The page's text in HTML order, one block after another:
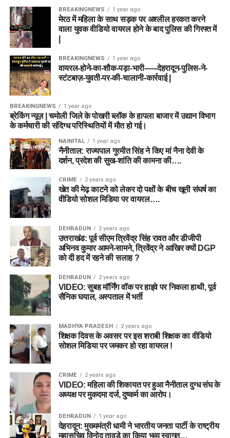
BREAKINGNEWS 1 year ago
मेरठ में महिला के साथ सड़क पर अश्लील हरकत करने
वाला युवक वीडियो वायरल होने के बाद पुलिस की गिरफ्त में
BREAKINGNEWS 1 year ago
वायरल-होने-का-शौक-पड़ा-भारी-—-देहरादून-पुलिस-ने-
स्टंटबाज़-युवती-पर-की-चालानी-कार्रवाई |
BREAKINGNEWS 1 year ago
ब्रेकिंग न्यूज़ | चमोली जिले के पोखरी ब्लॉक के हापला बाजार में उद्यान विभाग
के कर्मचारी की संदिग्ध परिस्थितियों में मौत हो गई।
NAINITAL 1 year ago
नैनीताल: राज्यपाल गुरमीत सिंह ने किए मां नैना देवी के
दर्शन, प्रदेश की सुख-शांति की कामना की….
CRIME 2 years ago
खेत की मेढ़ काटने को लेकर दो पक्षों के बीच खूनी संघर्ष का
वीडियो सोशल मिडिया पर वायरल….
DEHRADUN 2 years ago
उत्तराखंड: पूर्व सीएम त्रिवेंद्र सिंह रावत और डीजीपी
अभिनव कुमार आमने-सामने, त्रिवेंद्र ने आखिर क्यों DGP
को दी हद में रहने की सलाह ?
DEHRADUN 2 years ago
VIDEO: सुबह मॉर्निंग वॉक पर हाइवे पर निकला हाथी, पूर्व
सैनिक घयाल, अस्पताल में भर्ती
MADHYA PRADESH 2 years ago
शिक्षक दिवस के अवसर पर इस शराबी शिक्षक का वीडियो
सोशल मिडिया पर जमकर हो रहा वायरल !
CRIME 2 years ago
VIDEO: महिला की शिकायत पर हुआ नैनीताल दुग्ध संघ के
अध्यक्ष पर मुकदमा दर्ज, दुष्कर्म का आरोप।
DEHRADUN 1 year ago
देहरादून: मुख्यमंत्री धामी ने भारतीय जनता पार्टी के राष्ट्रीय
महासचिव विनोद तावड़े का किया भव्य स्वागत…